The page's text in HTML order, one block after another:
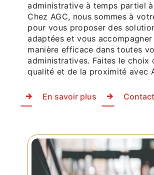
administrative à temps partiel à
Chez AGC, nous sommes à
pour vous proposer des
adaptées et vous accompagner
manière efficace dans toutes
administratives. Faites le choix
qualité et de la proximité avec
En savoir plus